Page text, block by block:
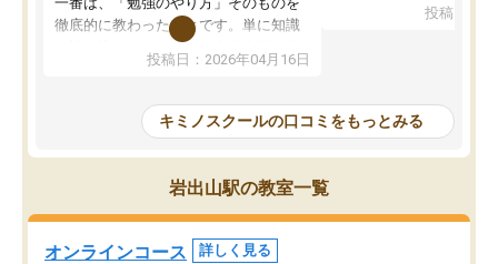
徹底的に教わったことです。単に知識
を詰め込むのではなく、自学自習の習
慣が身につくよう並走してくれるの
はなくなりました。
講師の方との距離も近く、親身なコー
チングのおかげで、停滞期もモチベー
ションを維持できました。「やらされ
る勉強」から「目標のための勉強」へ
意識が変わったことが、目標校への合
投稿日：2026年04月16日
を明確にしてくれるの
の仕方をコーチングして
ルなので、家での学習習
身につきました。結果と
た。自分から学ぶ姿勢を
投稿日：
キミノスクールの口コミをもっとみる
岩出山駅の教室一覧
オンラインコース 詳しく見る